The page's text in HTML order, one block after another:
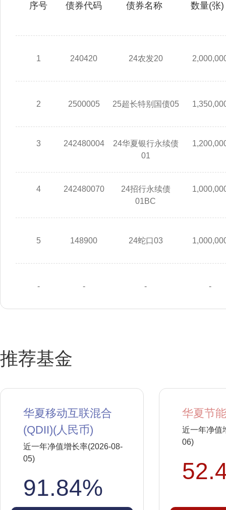
序号 债券代码 债券名称 数量(张)
1 240420 24农发20
2 2500005 25超长特别国债05
3 242480004
24华夏银行永续债
01
4 242480070
24招行永续债
01BC
5 148900 24蛇口03
- - - -
推荐基金
华夏移动互联混合
(QDII)(人民币)
近一年净值增长率(2026-08-
05)
91.84%
华夏节
近一年净值
06)